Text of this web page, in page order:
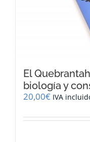
El
biología y
20,00€ IVA